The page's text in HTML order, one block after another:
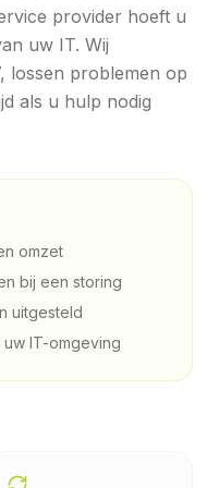
provider hoeft u
uw IT. Wij
lossen problemen op
als u hulp nodig
omzet
bij een storing
uitgesteld
IT-omgeving